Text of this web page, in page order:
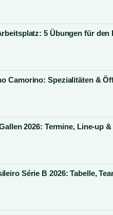
5 Übungen für den
Camorino: Spezialitäten &
2026: Termine, Line-up
Série B 2026: Tabelle,